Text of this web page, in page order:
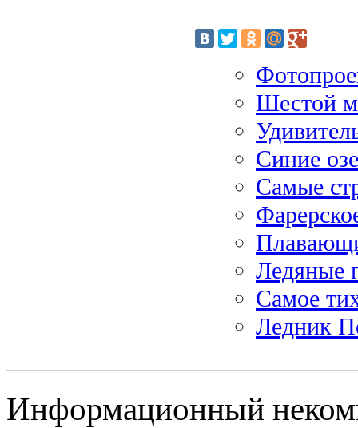
Шестой
Синие
Самые
Ледяные
Самое
Ледник
Информационный